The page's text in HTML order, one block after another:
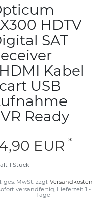
HDTV
SAT
Kabel
USB
Ready
EUR *
1 Stück
ges. MwSt. zzgl. Versandkosten
versandfertig, Lieferzeit 1 -
Tage